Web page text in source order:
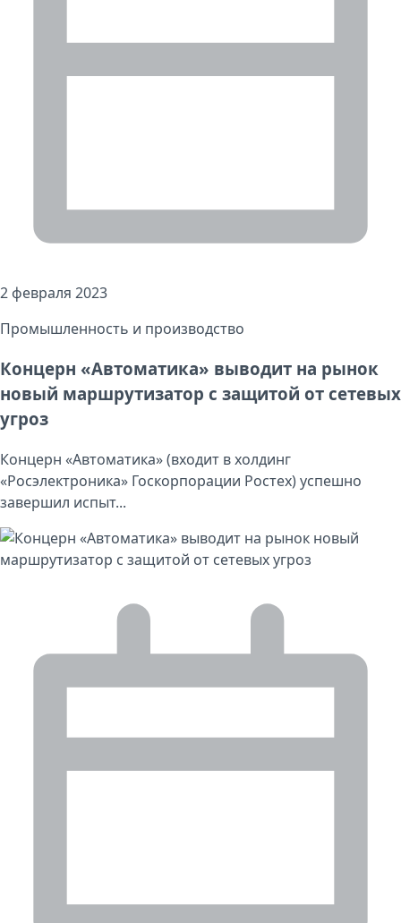
2 февраля 2023
Промышленность и производство
Концерн «Автоматика» выводит на рынок
новый маршрутизатор с защитой от сетевых
угроз
Концерн «Автоматика» (входит в холдинг
«Росэлектроника» Госкорпорации Ростех) успешно
завершил испыт...